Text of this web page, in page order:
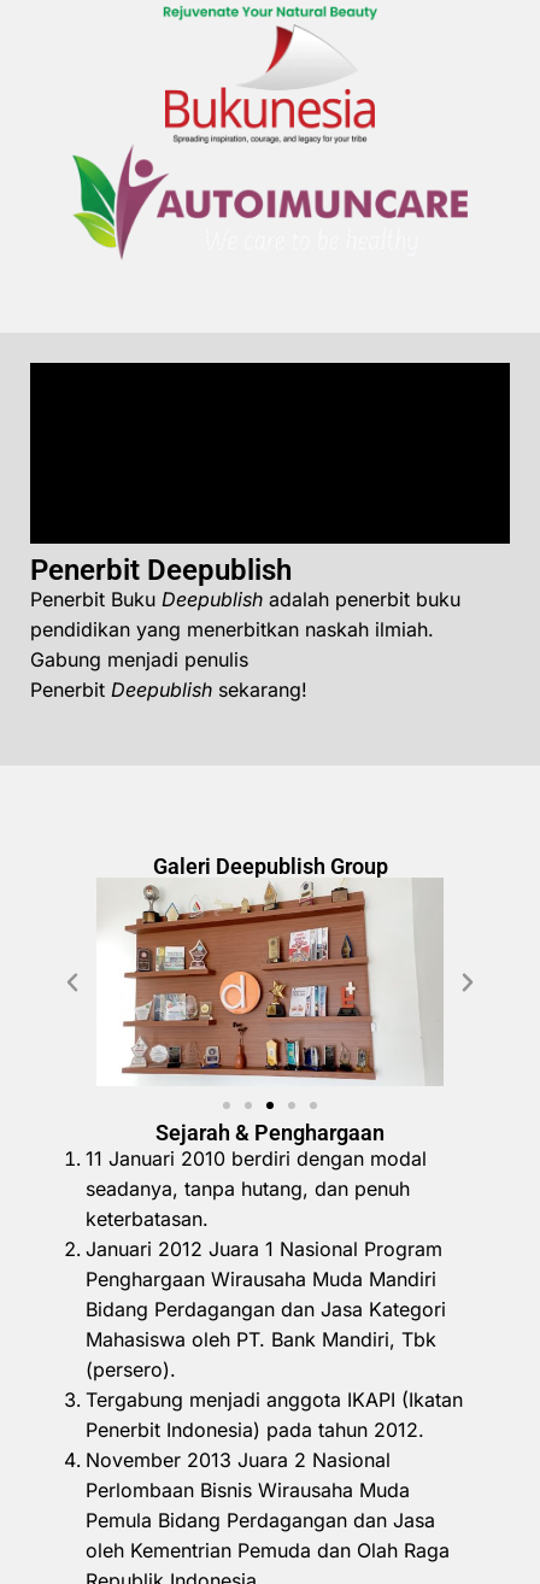
Penerbit Deepublish
Penerbit Buku Deepublish adalah penerbit buku
pendidikan yang menerbitkan naskah ilmiah.
Gabung menjadi penulis
Penerbit Deepublish sekarang!
Galeri Deepublish Group
Sejarah & Penghargaan
11 Januari 2010 berdiri dengan modal
seadanya, tanpa hutang, dan penuh
keterbatasan.
Januari 2012 Juara 1 Nasional Program
Penghargaan Wirausaha Muda Mandiri
Bidang Perdagangan dan Jasa Kategori
Mahasiswa oleh PT. Bank Mandiri, Tbk
(persero).
Tergabung menjadi anggota IKAPI (Ikatan
Penerbit Indonesia) pada tahun 2012.
November 2013 Juara 2 Nasional
Perlombaan Bisnis Wirausaha Muda
Pemula Bidang Perdagangan dan Jasa
oleh Kementrian Pemuda dan Olah Raga